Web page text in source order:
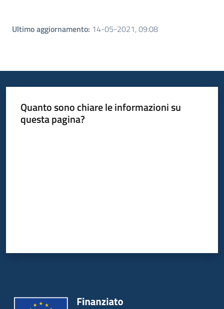
Ultimo aggiornamento: 14-05-2021, 09:08
Quanto sono chiare le informazioni su
questa pagina?